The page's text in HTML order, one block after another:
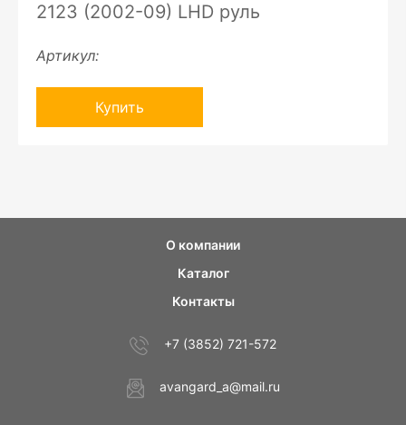
2123 (2002-09) LHD руль
Артикул:
Купить
О компании
Каталог
Контакты
+7 (3852) 721-572
avangard_a@mail.ru